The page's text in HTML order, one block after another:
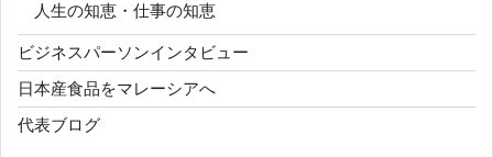
人生の知恵・仕事の知恵
ビジネスパーソンインタビュー
日本産食品をマレーシアへ
代表ブログ